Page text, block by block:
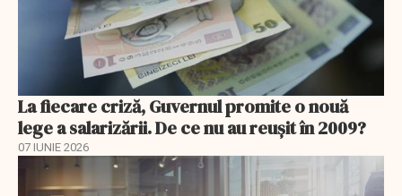
La fiecare criză, Guvernul promite o nouă
lege a salarizării. De ce nu au reușit în 2009?
07 IUNIE 2026